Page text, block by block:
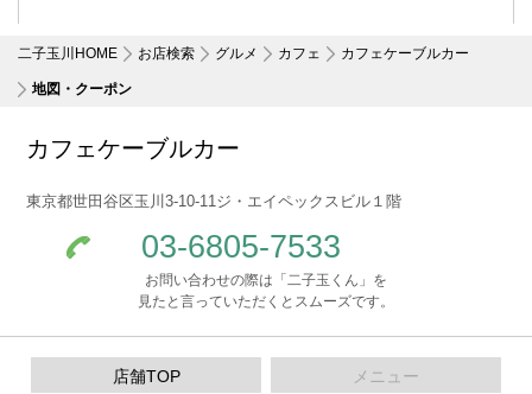
二子玉川HOME お店検索 グルメ カフェ カフェケーブルカー
地図・クーポン
カフェケーブルカー
東京都世田谷区玉川3-10-11ジ・エイペックスビル１階
03-6805-7533
お問い合わせの際は「二子玉くん」を
見たと言っていただくとスムーズです。
店舗TOP メニュー